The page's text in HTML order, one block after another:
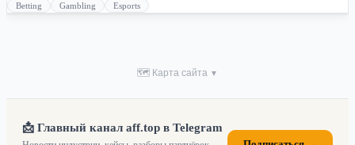
Betting Gambling Esports
🗺 Карта сайта ▼
📩 Главный канал aff.top в Telegram